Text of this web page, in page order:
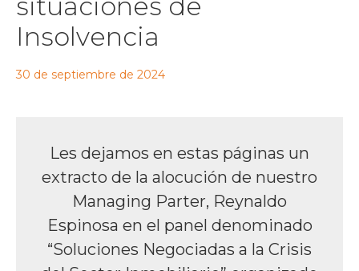
Insolvencia
30 de septiembre de 2024
Les dejamos en estas páginas un
extracto de la alocución de nuestro
Managing Parter, Reynaldo
Espinosa en el panel denominado
“Soluciones Negociadas a la Crisis